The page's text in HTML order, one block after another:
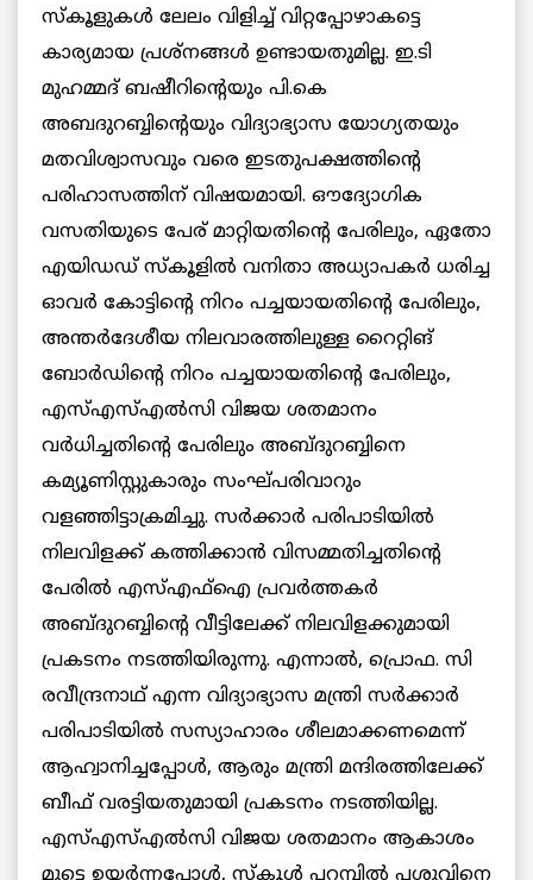
സ്കൂളുകള്‍ ലേലം വിളിച്ച് വിറ്റപ്പോഴാകട്ടെ
കാര്യമായ പ്രശ്നങ്ങള്‍ ഉണ്ടായതുമില്ല. ഇ.ടി
മുഹമ്മദ് ബഷീറിന്റെയും പി.കെ
അബദുറബ്ബിന്റെയും വിദ്യാഭ്യാസ യോഗ്യതയും
മതവിശ്വാസവും വരെ ഇടതുപക്ഷത്തിന്റെ
പരിഹാസത്തിന് വിഷയമായി. ഔദ്യോഗിക
വസതിയുടെ പേര് മാറ്റിയതിന്റെ പേരിലും, ഏതോ
എയിഡഡ് സ്കൂളില്‍ വനിതാ അധ്യാപകര്‍ ധരിച്ച
ഓവര്‍ കോട്ടിന്റെ നിറം പച്ചയായതിന്റെ പേരിലും,
അന്തര്‍ദേശീയ നിലവാരത്തിലുള്ള റൈറ്റിങ്
ബോര്‍ഡിന്റെ നിറം പച്ചയായതിന്റെ പേരിലും,
എസ്എസ്എല്‍സി വിജയ ശതമാനം
വര്‍ധിച്ചതിന്റെ പേരിലും അബ്ദുറബ്ബിനെ
കമ്യൂണിസ്റ്റുകാരും സംഘ്പരിവാറും
വളഞ്ഞിട്ടാക്രമിച്ചു. സര്‍ക്കാര്‍ പരിപാടിയില്‍
നിലവിളക്ക് കത്തിക്കാന്‍ വിസമ്മതിച്ചതിന്റെ
പേരില്‍ എസ്എഫ്ഐ പ്രവര്‍ത്തകര്‍
അബ്ദുറബ്ബിന്റെ വീട്ടിലേക്ക് നിലവിളക്കുമായി
പ്രകടനം നടത്തിയിരുന്നു. എന്നാല്‍, പ്രൊഫ. സി
രവീന്ദ്രനാഥ് എന്ന വിദ്യാഭ്യാസ മന്ത്രി സര്‍ക്കാര്‍
പരിപാടിയില്‍ സസ്യാഹാരം ശീലമാക്കണമെന്ന്
ആഹ്വാനിച്ചപ്പോൾ, ആരും മന്ത്രി മന്ദിരത്തിലേക്ക്
ബീഫ് വരട്ടിയതുമായി പ്രകടനം നടത്തിയില്ല.
എസ്എസ്എല്‍സി വിജയ ശതമാനം ആകാശം